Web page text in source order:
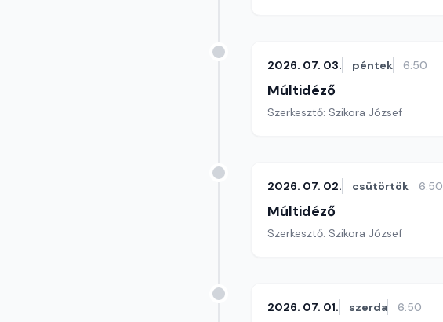
2026. 07. 03. péntek 6:50
Múltidéző
Szerkesztő: Szikora József
2026. 07. 02. csütörtök 6:50
Múltidéző
Szerkesztő: Szikora József
2026. 07. 01. szerda 6:50